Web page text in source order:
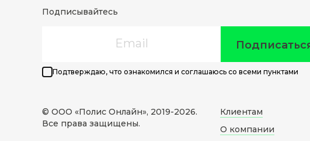
Подписывайтесь
Подтверждаю, что ознакомился и соглашаюсь со всеми пунктами
© ООО «Полис Онлайн», 2019-2026.
Все права защищены.
Клиентам
О компании